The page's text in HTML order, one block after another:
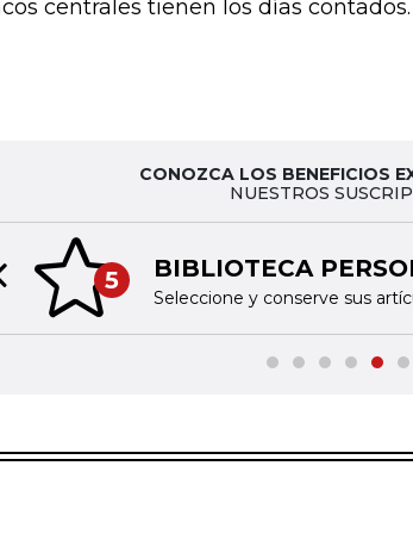
centrales tienen los días contados.
CONOZCA LOS BENEFICIOS
NUESTROS
5 BIBLIOTECA
Seleccione y conserve sus
slide